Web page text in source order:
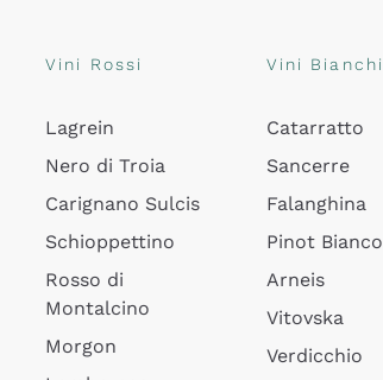
Vini Rossi
Lagrein
Nero di Troia
Carignano Sulcis
Schioppettino
Rosso di
Montalcino
Morgon
Vini Bianchi
Catarratto
Sancerre
Falanghina
Pinot Bianco
Arneis
Vitovska
Verdicchio